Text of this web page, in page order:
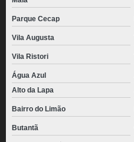
Parque Cecap
Vila Augusta
Vila Ristori
Água Azul
Alto da Lapa
Bairro do Limão
Butantã